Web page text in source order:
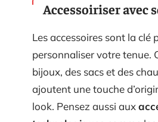
Accessoiriser avec
Les accessoires sont la clé
personnaliser votre tenue.
bijoux, des sacs et des
ajoutent une touche
look. Pensez aussi aux